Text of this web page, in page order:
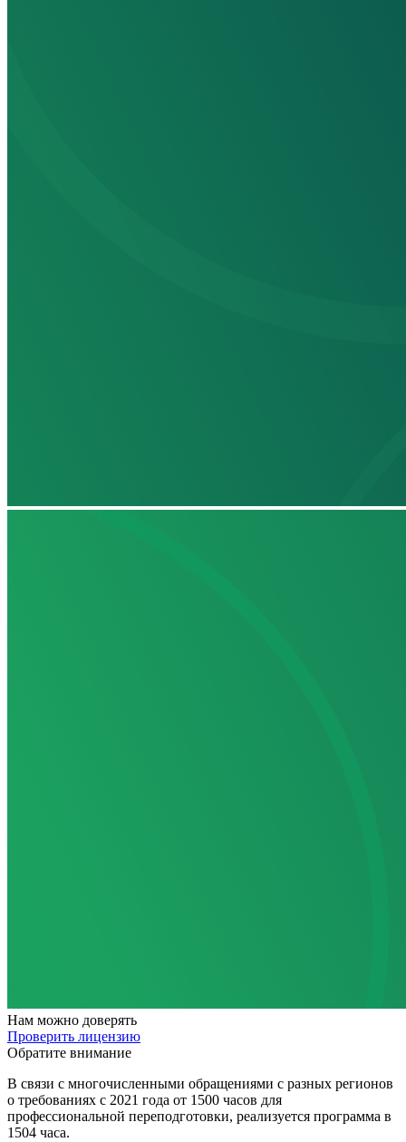
Нам можно доверять
Проверить лицензию
Обратите внимание
В связи с многочисленными обращениями с разных регионов
о требованиях с 2021 года от 1500 часов для
профессиональной переподготовки, реализуется программа в
1504 часа.